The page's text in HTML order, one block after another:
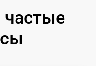
частые